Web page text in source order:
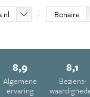
Bonaire
8,9
Algemene
ervaring
8,1
Beziens­